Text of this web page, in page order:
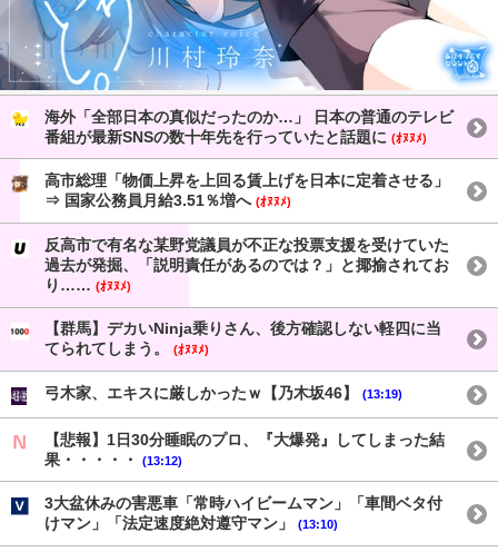
海外「全部日本の真似だったのか…」 日本の普通のテレビ
番組が最新SNSの数十年先を行っていたと話題に (ｵﾇﾇﾒ)
高市総理「物価上昇を上回る賃上げを日本に定着させる」
⇒ 国家公務員月給3.51％増へ (ｵﾇﾇﾒ)
反高市で有名な某野党議員が不正な投票支援を受けていた
過去が発掘、「説明責任があるのでは？」と揶揄されてお
り…… (ｵﾇﾇﾒ)
【群馬】デカいNinja乗りさん、後方確認しない軽四に当
てられてしまう。
(ｵﾇﾇﾒ)
弓木家、エキスに厳しかったｗ【乃木坂46】 (13:19)
【悲報】1日30分睡眠のプロ、『大爆発』してしまった結
果・・・・・
(13:12)
3大盆休みの害悪車「常時ハイビームマン」「車間ベタ付
けマン」「法定速度絶対遵守マン」
(13:10)